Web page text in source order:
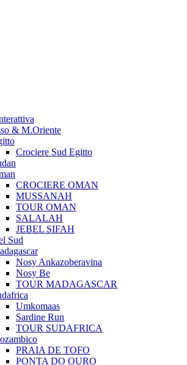
& M.Oriente
Crociere Sud Egitto
CROCIERE OMAN
MUSSANAH
TOUR OMAN
SALALAH
JEBEL SIFAH
Sud
Nosy Ankazoberavina
Nosy Be
TOUR MADAGASCAR
Umkomaas
Sardine Run
TOUR SUDAFRICA
PRAIA DE TOFO
PONTA DO OURO